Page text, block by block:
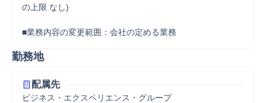
の上限 なし)
■業務内容の変更範囲：会社の定める業務
勤務地
配属先
ビジネス・エクスペリエンス・グループ